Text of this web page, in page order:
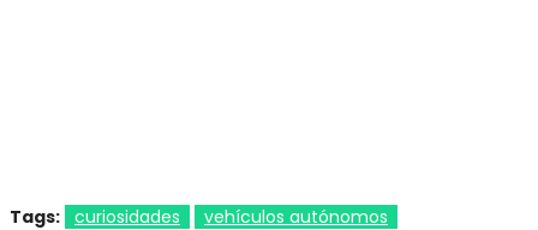
Tags: curiosidades vehículos autónomos